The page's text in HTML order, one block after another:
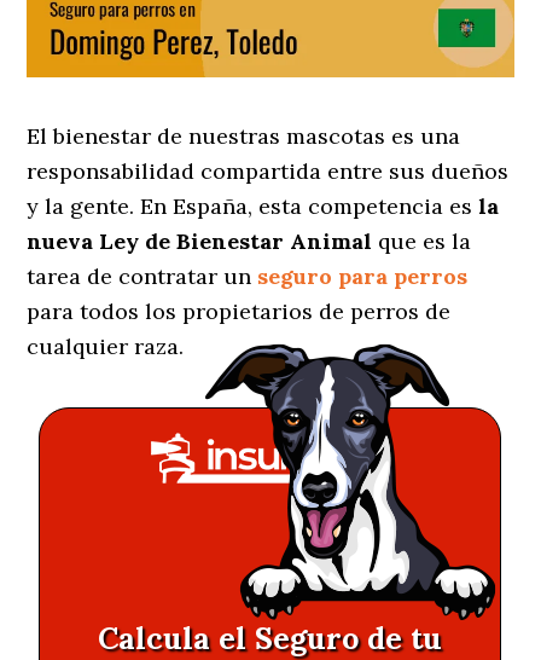
El bienestar de nuestras mascotas es una
responsabilidad compartida entre sus dueños
y la gente. En España, esta competencia esla
nueva Ley de Bienestar Animal que es la
tarea de contratar un seguro para perros
para todos los propietarios de perros de
cualquier raza.
Calcula el Seguro de tu